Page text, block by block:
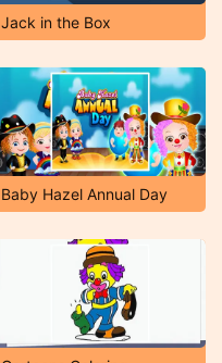
Jack in the Box
Baby Hazel Annual Day